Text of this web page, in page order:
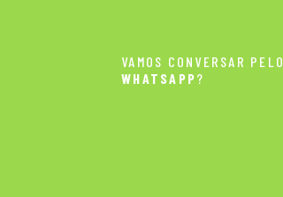
VAMOS CONVERSAR PELO
WHATSAPP?